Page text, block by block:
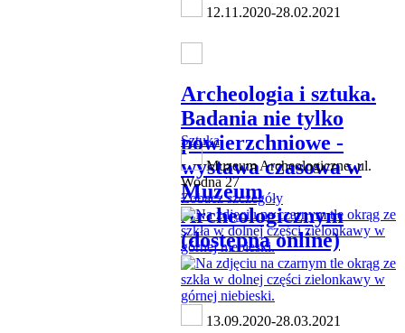
12.11.2020-28.02.2021
Archeologia i sztuka.
Badania nie tylko
powierzchniowe -
wystawa czasowa w
Muzeum
Archeologicznym
(dostępna online)
Sztuka
Muzeum Archeologiczne, ul.
Wodna 27
Zobacz szczegóły
13.09.2020-28.03.2021